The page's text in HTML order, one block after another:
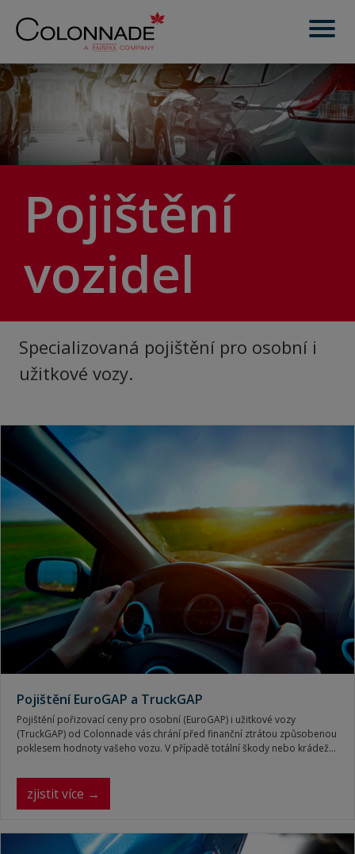
Pojištění
vozidel
Specializovaná pojištění pro osobní i
užitkové vozy.
Pojištění EuroGAP a TruckGAP
Pojištění pořizovací ceny pro osobní (EuroGAP) i užitkové vozy
(TruckGAP) od Colonnade vás chrání před finanční ztrátou způsobenou
poklesem hodnoty vašeho vozu. V případě totální škody nebo krádeže
havarijního pojištění. Získáte tak zpět celou investovanou částku na
pořízení nového vozu ve stejné kvalitě bez doplácení z vlastní kapsy.
zjistit více →